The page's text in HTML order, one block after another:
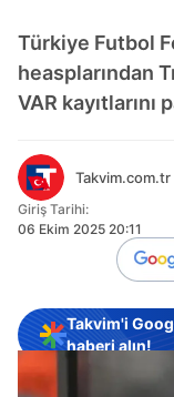
Türkiye Futbol
heasplarından
VAR kayıtlarını
Takvim.com.tr
Giriş Tarihi:
06 Ekim 2025 20:11
Takvim'i
haberi alın!